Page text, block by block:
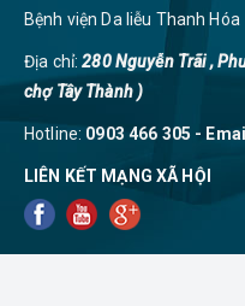
Bệnh viện Da liễu Thanh Hóa
Địa chỉ:280 Nguyễn Trãi ,
chợ Tây Thành )
Hotline: 0903 466 305 -
LIÊN KẾT MẠNG XÃ HỘI